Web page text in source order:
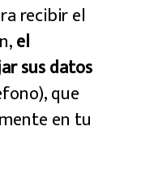
recibir el
el
sus datos
que
en tu